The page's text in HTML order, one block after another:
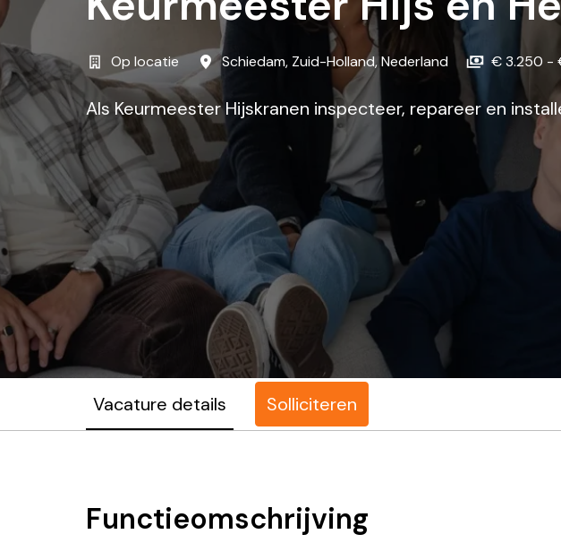
Op locatie Schiedam, Zuid-Holland,Nederland € 3.250 -
Als Keurmeester Hijskranen inspecteer, repareer en
Vacature details Solliciteren
Functieomschrijving